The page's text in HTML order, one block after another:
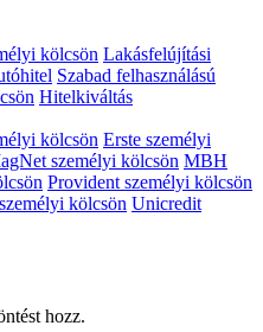
kölcsön Lakásfelújítási
Szabad felhasználású
Hitelkiváltás
kölcsön Erste személyi
személyi kölcsön MBH
Provident személyi kölcsön
kölcsön Unicredit
hozz.